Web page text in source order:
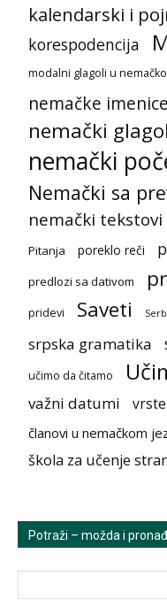
kalendarski i
korespodencija
modalni glagoli u
nemačke imenice
nemački
nemački
Nemački sa
nemački
Pitanja poreklo reči
predlozi sa dativom
pridevi Saveti
srpska gramatika
učimo da čitamo
važni datumi
članovi u nemačkom
škola za učenje
Potraži – možda i